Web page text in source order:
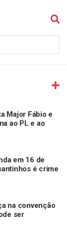
Major Fábio e
ao PL e ao
em 16 de
é crime
na convenção
ser